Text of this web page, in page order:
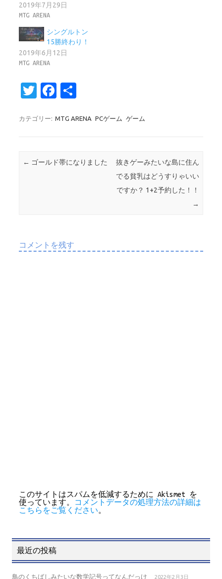
2019年7月29日
MTG ARENA
シングルトン
15勝終わり！
2019年6月12日
MTG ARENA
T
it
r
Fa
e
o
o
カテゴリー: MTG ARENA PCゲーム ゲーム
投稿ナビゲーション
← ゴールド帯になりました
抜きゲーみたいな島に住ん
でる貧乳はどうすりゃいい
ですか？ 1+2予約した！！
→
コメントを残す
このサイトはスパムを低減するために Akismet を
使っています。
コメントデータの処理方法の詳細は
こちらをご覧ください。
最近の投稿
鳥のくちばしみたいな数学記号ってなんだっけ 2022年2月3日